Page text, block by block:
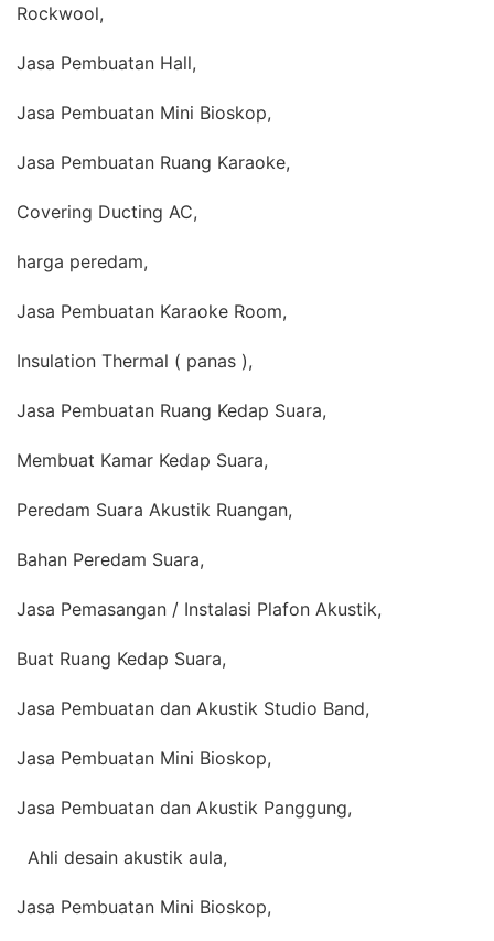
Rockwool,
Jasa Pembuatan Hall,
Jasa Pembuatan Mini Bioskop,
Jasa Pembuatan Ruang Karaoke,
Covering Ducting AC,
harga peredam,
Jasa Pembuatan Karaoke Room,
Insulation Thermal ( panas ),
Jasa Pembuatan Ruang Kedap Suara,
Membuat Kamar Kedap Suara,
Peredam Suara Akustik Ruangan,
Bahan Peredam Suara,
Jasa Pemasangan / Instalasi Plafon Akustik,
Buat Ruang Kedap Suara,
Jasa Pembuatan dan Akustik Studio Band,
Jasa Pembuatan Mini Bioskop,
Jasa Pembuatan dan Akustik Panggung,
Ahli desain akustik aula,
Jasa Pembuatan Mini Bioskop,